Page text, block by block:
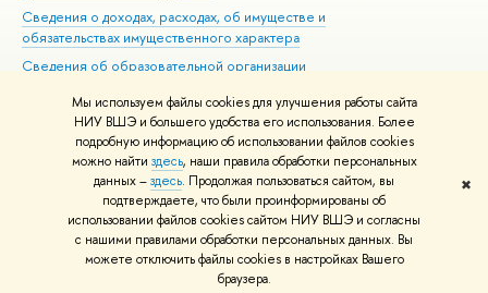
Мы используем файлы cookies для улучшения работы сайта
НИУ ВШЭ и большего удобства его использования. Более
подробную информацию об использовании файлов cookies
можно найти здесь, наши правила обработки персональных
данных –здесь. Продолжая пользоваться сайтом, вы
подтверждаете, что были проинформированы об
использовании файлов cookies сайтом НИУ ВШЭ и согласны
с нашими правилами обработки персональных данных. Вы
можете отключить файлы cookies в настройках Вашего
браузера.
✖
Сведения о доходах, расходах, об имуществе и
обязательствах имущественного характера
Сведения об образовательной организации
Людям с ограниченными возможностями здоровья
Единая платежная страница
Работа в Вышке
© НИУ ВШЭ 1993–2026 Адреса и контакты Условия использования
материалов Политика конфиденциальности Карта сайта
Шрифты HSE Sans и HSE Slab разработаны вШколе дизайна НИУ ВШЭ